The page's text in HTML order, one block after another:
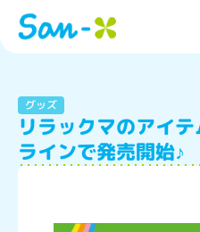
グッズ
リラックマのアイ
ラインで発売開始♪